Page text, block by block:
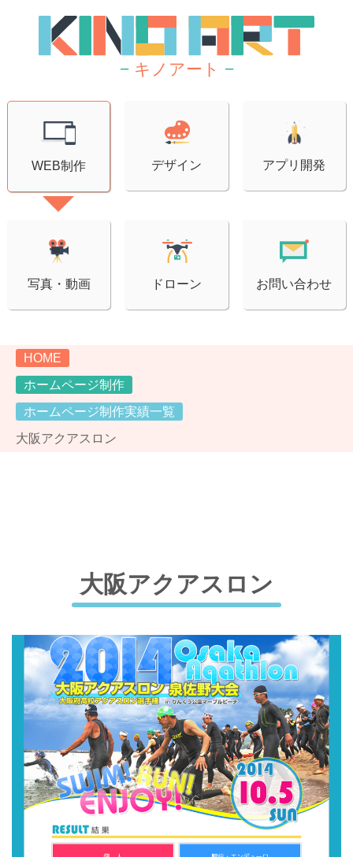
− キノアート −
WEB制作 デザイン アプリ開発
写真・動画 ドローン お問い合わせ
HOME
ホームページ制作
ホームページ制作実績一覧
大阪アクアスロン
大阪アクアスロン